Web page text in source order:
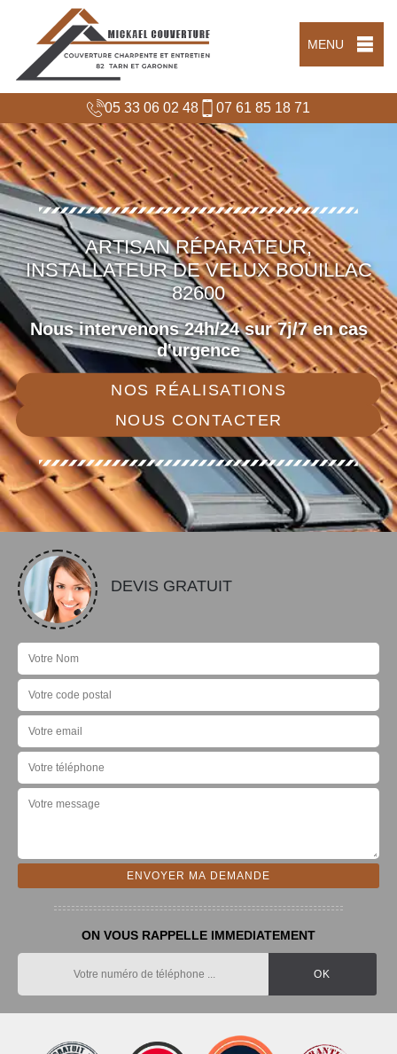
MENU
05 33 06 02 48 07 61 85 18 71
ARTISAN RÉPARATEUR,
INSTALLATEUR DE VELUX BOUILLAC
82600
Nous intervenons 24h/24 sur 7j/7 en cas
d'urgence
NOS RÉALISATIONS
NOUS CONTACTER
DEVIS GRATUIT
ON VOUS RAPPELLE IMMEDIATEMENT